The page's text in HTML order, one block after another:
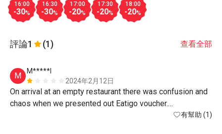
16:00
-30%
16:30
-30%
17:00
-20%
17:30
-20%
18:00
-20%
評論1 (1) 查看全部
M
M*****l
2024年2月12日
On arrival at an empty restaurant there was confusion and
chaos when we presented out Eatigo voucher.
Staff had no idea of this promotion, they spent time 有幫助 (1)